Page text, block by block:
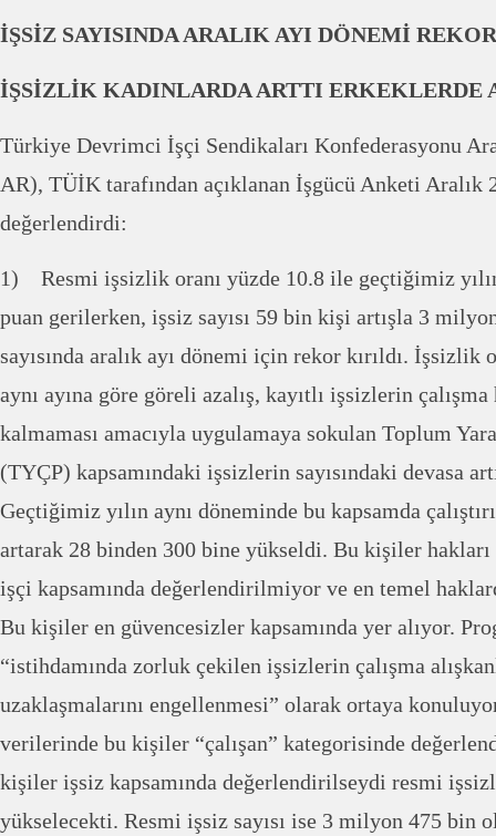
İŞSİZ SAYISINDA ARALIK AYI DÖNEMİ
İŞSİZLİK KADINLARDA ARTTI ERKEKLERDE
Türkiye Devrimci İşçi Sendikaları Konfederasyonu
AR), TÜİK tarafından açıklanan İşgücü Anketi Aralık
değerlendirdi:
1) Resmi işsizlik oranı yüzde 10.8 ile geçtiğimiz
puan gerilerken, işsiz sayısı 59 bin kişi artışla 3
sayısında aralık ayı dönemi için rekor kırıldı. İşsizlik
aynı ayına göre göreli azalış, kayıtlı işsizlerin çalışma
kalmaması amacıyla uygulamaya sokulan Toplum
(TYÇP) kapsamındaki işsizlerin sayısındaki devasa
Geçtiğimiz yılın aynı döneminde bu kapsamda
artarak 28 binden 300 bine yükseldi. Bu kişiler hakları
işçi kapsamında değerlendirilmiyor ve en temel
Bu kişiler en güvencesizler kapsamında yer alıyor.
“istihdamında zorluk çekilen işsizlerin çalışma
uzaklaşmalarını engellenmesi” olarak ortaya
verilerinde bu kişiler “çalışan” kategorisinde
kişiler işsiz kapsamında değerlendirilseydi resmi
yükselecekti. Resmi işsiz sayısı ise 3 milyon 475 bin